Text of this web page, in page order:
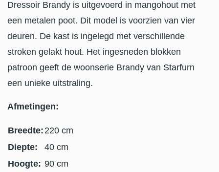
Dressoir Brandy is uitgevoerd in mangohout met
een metalen poot. Dit model is voorzien van vier
deuren. De kast is ingelegd met verschillende
stroken gelakt hout. Het ingesneden blokken
patroon geeft de woonserie Brandy van Starfurn
een unieke uitstraling.
Afmetingen:
Breedte: 220 cm
Diepte:
40 cm
Hoogte: 90 cm